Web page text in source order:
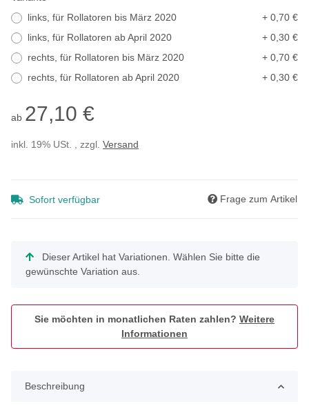
links, für Rollatoren bis März 2020
+ 0,70 €
links, für Rollatoren ab April 2020
+ 0,30 €
rechts, für Rollatoren bis März 2020
+ 0,70 €
rechts, für Rollatoren ab April 2020
+ 0,30 €
ab 27,10 €
inkl. 19% USt. , zzgl. Versand
Sofort verfügbar Frage zum Artikel
x
Dieser Artikel hat Variationen. Wählen Sie bitte die
gewünschte Variation aus.
Sie möchten in monatlichen Raten zahlen? Weitere
Informationen
Beschreibung